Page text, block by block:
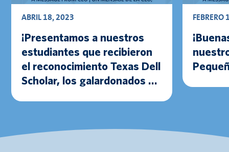
ABRIL 18, 2023
¡Presentamos a nuestros
estudiantes que recibieron
el reconocimiento Texas Dell
Scholar, los galardonados de
Texas – San Antonio!